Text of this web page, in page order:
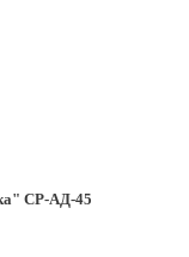
СР-АД-45